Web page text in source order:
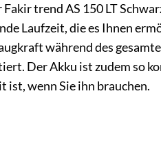
trend AS 150 LT
Laufzeit, die es Ihnen
während des
Der Akku ist zudem so
ist, wenn Sie ihn brauchen.